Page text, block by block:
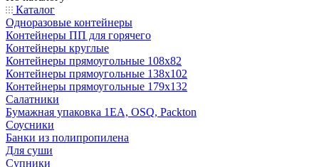
Каталог
Одноразовые контейнеры
Контейнеры ПП для горячего
Контейнеры круглые
Контейнеры прямоугольные 108х82
Контейнеры прямоугольные 138х102
Контейнеры прямоугольные 179х132
Салатники
Бумажная упаковка 1ЕА, OSQ, Packton
Соусники
Банки из полипропилена
Для суши
Супники